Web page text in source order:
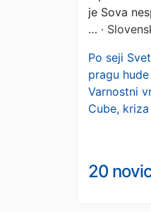
je Sova
… ·
Po seji
pragu
Varnostni
Cube,
20